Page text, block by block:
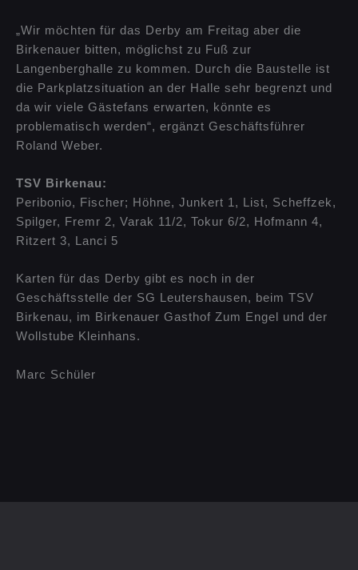
„Wir möchten für das Derby am Freitag aber die
Birkenauer bitten, möglichst zu Fuß zur
Langenberghalle zu kommen. Durch die Baustelle ist
die Parkplatzsituation an der Halle sehr begrenzt und
da wir viele Gästefans erwarten, könnte es
problematisch werden“, ergänzt Geschäftsführer
Roland Weber.
TSV Birkenau:
Peribonio, Fischer; Höhne, Junkert 1, List, Scheffzek,
Spilger, Fremr 2, Varak 11/2, Tokur 6/2, Hofmann 4,
Ritzert 3, Lanci 5
Karten für das Derby gibt es noch in der
Geschäftsstelle der SG Leutershausen, beim TSV
Birkenau, im Birkenauer Gasthof Zum Engel und der
Wollstube Kleinhans.
Marc Schüler